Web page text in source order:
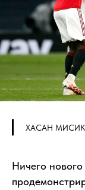
ХАСАН
Ничего